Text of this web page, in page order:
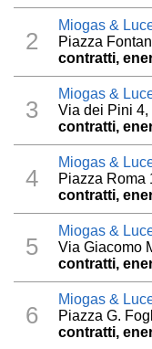
2
Miogas &
Piazza
contratti,
3
Miogas &
Via dei Pini
contratti,
4
Miogas &
Piazza Roma
contratti,
5
Miogas &
Via Giacomo
contratti,
6
Miogas &
Piazza G.
contratti,